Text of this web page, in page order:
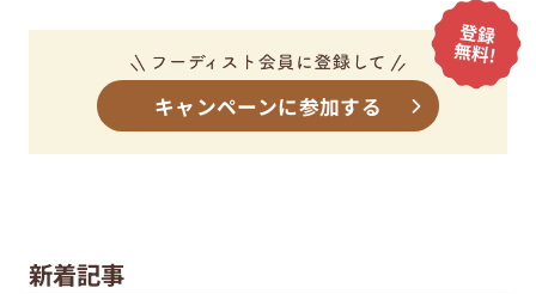
キャンペーンに参加する
新着記事